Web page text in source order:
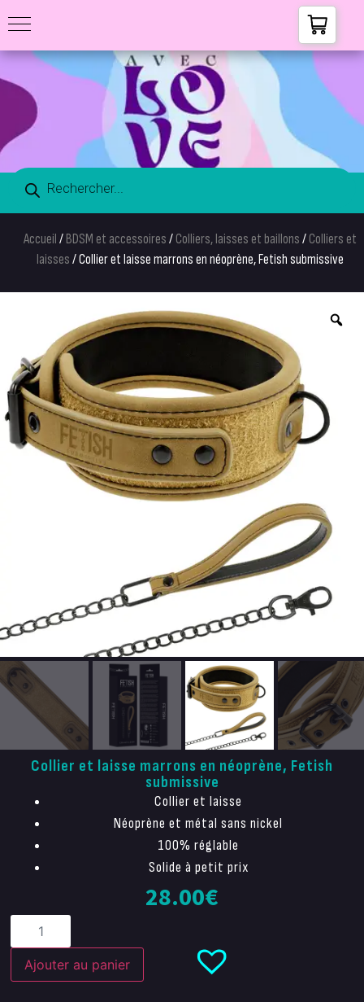
Accueil / BDSM et accessoires / Colliers, laisses et baillons / Colliers et
laisses / Collier et laisse marrons en néoprène, Fetish submissive
Collier et laisse marrons en néoprène, Fetish
submissive
Collier et laisse
Néoprène et métal sans nickel
100% réglable
Solide à petit prix
28.00€
Ajouter au panier